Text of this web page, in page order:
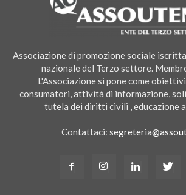
Associazione di promozione sociale
nazionale del Terzo settore.
L'Associazione si pone come
consumatori, attività di informazione,
tutela dei diritti civili , educazione
Contattaci: